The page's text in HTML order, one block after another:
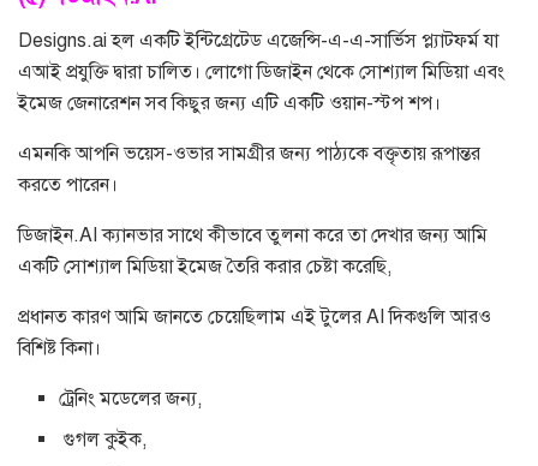
Designs.ai হল একটি ইন্টিগ্রেটেড এজেন্সি-এ-এ-সার্ভিস প্ল্যাটফর্ম যা
এআই প্রযুক্তি দ্বারা চালিত। লোগো ডিজাইন থেকে সোশ্যাল মিডিয়া এবং
ইমেজ জেনারেশন সব কিছুর জন্য এটি একটি ওয়ান-স্টপ শপ।
এমনকি আপনি ভয়েস-ওভার সামগ্রীর জন্য পাঠ্যকে বক্তৃতায় রূপান্তর
করতে পারেন।
ডিজাইন.AI ক্যানভার সাথে কীভাবে তুলনা করে তা দেখার জন্য আমি
একটি সোশ্যাল মিডিয়া ইমেজ তৈরি করার চেষ্টা করেছি,
প্রধানত কারণ আমি জানতে চেয়েছিলাম এই টুলের AI দিকগুলি আরও
বিশিষ্ট কিনা।
ট্রেনিং মডেলের জন্য,
গুগল কুইক,